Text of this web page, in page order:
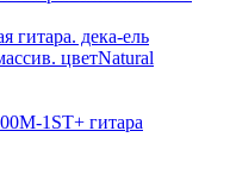
гитара. дека-ель
цветNatural